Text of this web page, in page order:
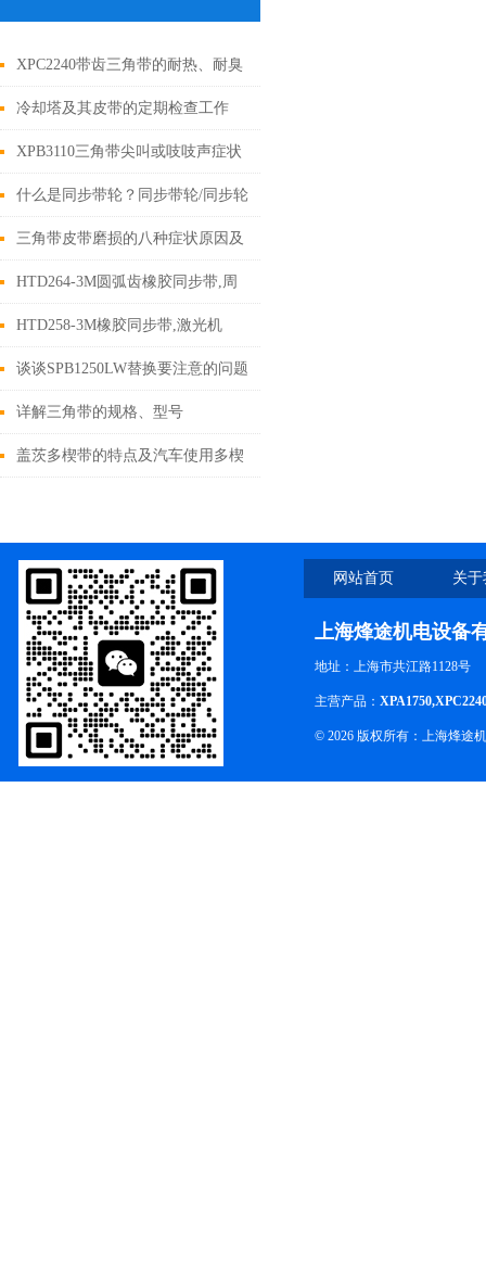
XPC2240带齿三角带的耐热、耐臭
氧特性解析
冷却塔及其皮带的定期检查工作
XPB3110三角带尖叫或吱吱声症状
分析
什么是同步带轮？同步带轮/同步轮
传动特点
三角带皮带磨损的八种症状原因及
解决措施
HTD264-3M圆弧齿橡胶同步带,周
长264mm
HTD258-3M橡胶同步带,激光机
谈谈SPB1250LW替换要注意的问题
及使用时注意事项
详解三角带的规格、型号
盖茨多楔带的特点及汽车使用多楔
网站首页 关
上海烽途机电设备
地址：上海市共江路1128号
主营产品：
© 2026 版权所有：上海烽途